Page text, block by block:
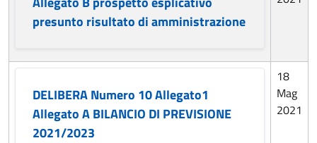
presunto risultato di amministrazione
DELIBERA Numero 10 Allegato1
Allegato A BILANCIO DI PREVISIONE
2021/2023
18
Mag
2021